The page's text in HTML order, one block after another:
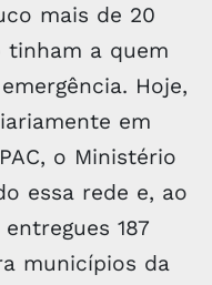
mais de 20
tinham a quem
Hoje,
em
o Ministério
essa rede e, ao
187
municípios da